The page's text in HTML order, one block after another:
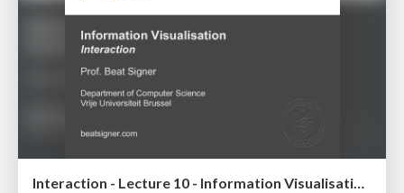
Interaction - Lecture 10 - Information Visualisation (4019538FNR)